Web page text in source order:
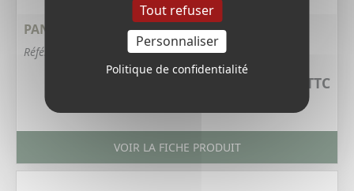
Tout refuser
Personnaliser
Politique de confidentialité
PANNEAU SOLAIRE 15 W - 6 VOLTS
Référence : 406V
TTC
VOIR LA FICHE PRODUIT